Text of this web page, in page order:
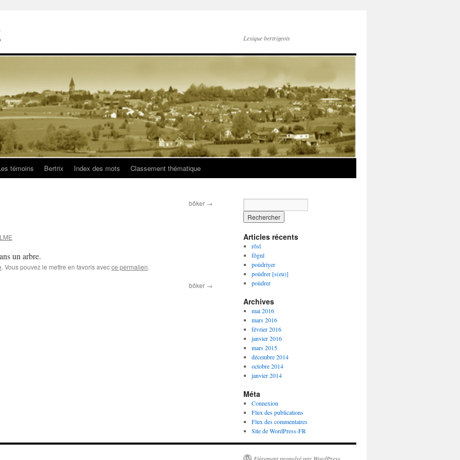
Lexique bertrigeois
témoins Bertrix Index des mots Classement thématique
bôker →
un arbre.
. Vous pouvez le mettre en favoris avecce permalien.
bôker →
Articles récents
rôsî
fôgnî
poûdriyer
poûdrer [s(eu)]
poûdrer
Archives
mai 2016
mars 2016
février 2016
janvier 2016
mars 2015
décembre 2014
octobre 2014
janvier 2014
Méta
Connexion
Flux des publications
Flux des commentaires
Site de WordPress-FR